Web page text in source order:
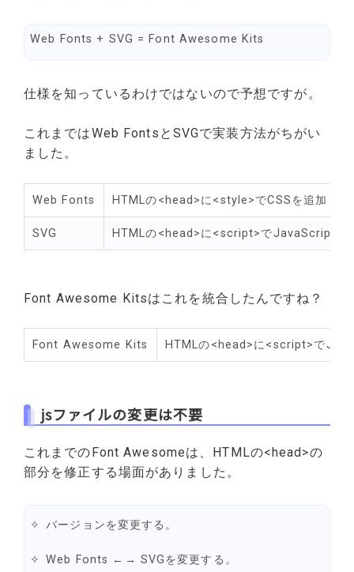
Web Fonts + SVG = Font Awesome Kits
仕様を知っているわけではないので予想ですが。
これまではWeb FontsとSVGで実装方法がちがい
ました。
Web Fonts HTMLの<head>に<style>でCSSを追加
SVG HTMLの<head>に<script>でJavaScriptを
Font Awesome Kitsはこれを統合したんですね？
Font Awesome Kits HTMLの<head>に<script>で
jsファイルの変更は不要
これまでのFont Awesomeは、HTMLの<head>の
部分を修正する場面がありました。
バージョンを変更する。
Web Fonts ←→ SVGを変更する。